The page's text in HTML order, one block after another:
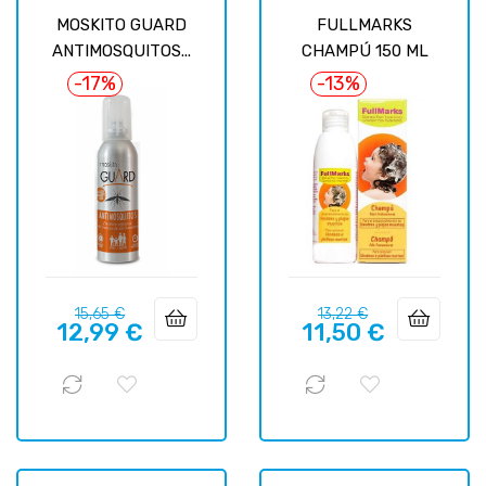
MOSKITO GUARD
ANTIMOSQUITOS...
-17%
Базовая
цена
15,65 €Цена
12,99 €
FULLMARKS
CHAMPÚ 150 ML
-13%
Базовая
цена
13,22 €Цена
11,50 €